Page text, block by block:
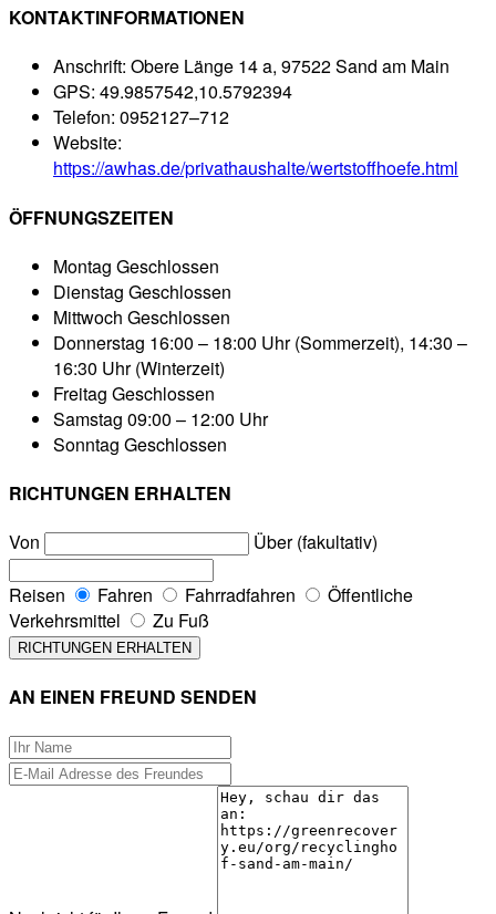
KONTAKTINFORMATIONEN
Anschrift: Obere Länge 14 a, 97522 Sand am Main
GPS: 49.9857542,10.5792394
Telefon: 0952127–712
Website:
https://awhas.de/privathaushalte/wertstoffhoefe.html
ÖFFNUNGSZEITEN
Montag Geschlossen
Dienstag Geschlossen
Mittwoch Geschlossen
Donnerstag 16:00 – 18:00 Uhr (Sommerzeit), 14:30 –
16:30 Uhr (Winterzeit)
Freitag Geschlossen
Samstag 09:00 – 12:00 Uhr
Sonntag Geschlossen
RICHTUNGEN ERHALTEN
Von
Über (fakultativ)
Reisen Fahren Fahrradfahren
Öffentliche
Verkehrsmittel
Zu Fuß
AN EINEN FREUND SENDEN